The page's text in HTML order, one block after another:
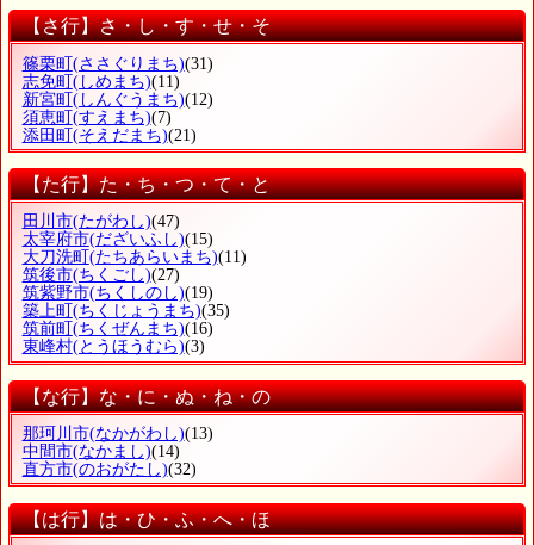
【さ行】さ・し・す・せ・そ
篠栗町(ささぐりまち)(31)
志免町(しめまち)(11)
新宮町(しんぐうまち)(12)
須恵町(すえまち)(7)
添田町(そえだまち)(21)
【た行】た・ち・つ・て・と
田川市(たがわし)(47)
太宰府市(だざいふし)(15)
大刀洗町 (たちあらいまち)(11)
筑後市(ちくごし)(27)
筑紫野市(ちくしのし)(19)
築上町 (ちくじょうまち)(35)
筑前町 (ちくぜんまち)(16)
東峰村(とうほうむら)(3)
【な行】な・に・ぬ・ね・の
那珂川市(なかがわし)(13)
中間市(なかまし)(14)
直方市(のおがたし)(32)
【は行】は・ひ・ふ・へ・ほ